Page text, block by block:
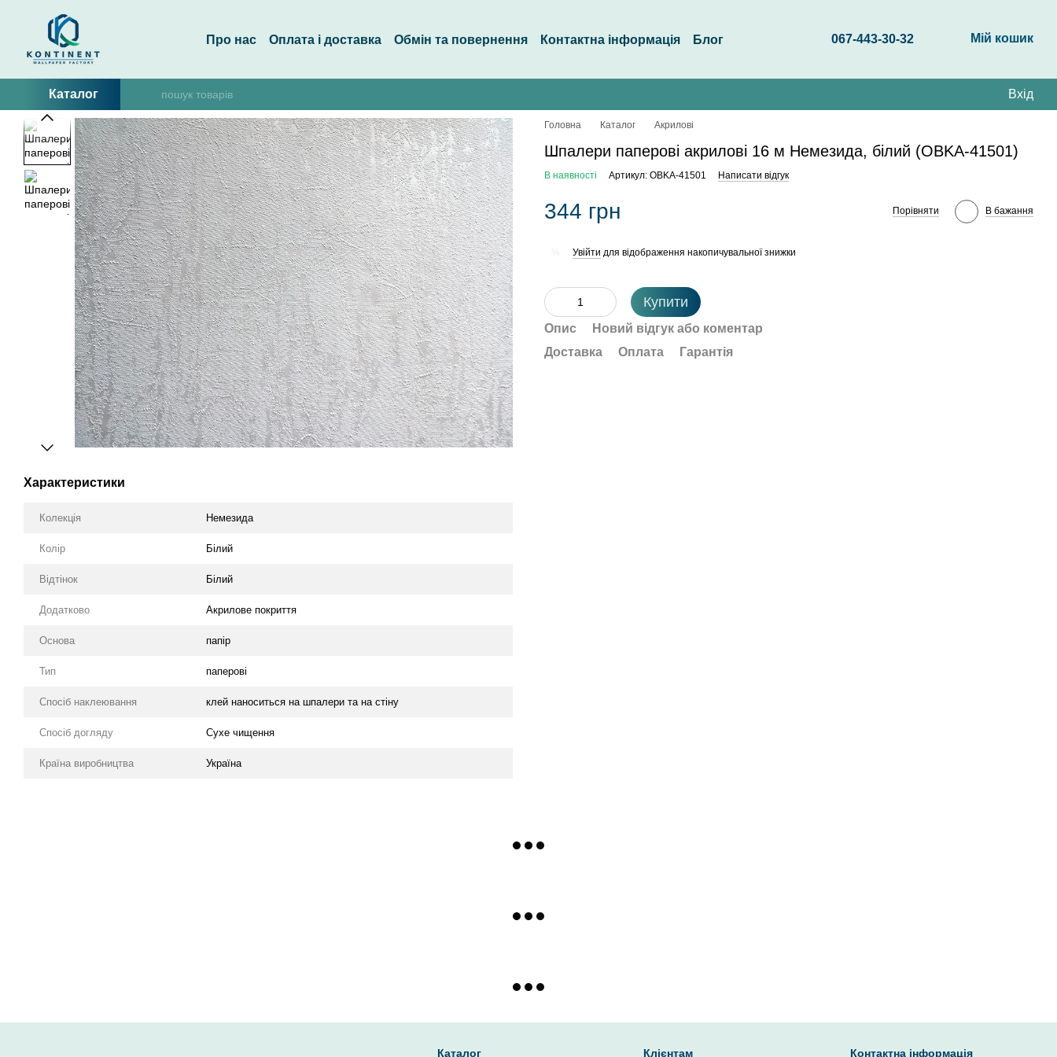
Про нас Оплата і доставка Обмін та повернення Контактна інформація Блог 067-443-30-32 Мій кошик
Каталог Вхід
Характеристики
Колекція Немезида
Колір Білий
Відтінок Білий
Додатково Акрилове покриття
Основа папір
Тип паперові
Спосіб наклеювання клей наноситься на шпалери та на стіну
Спосіб догляду Cухе чищення
Країна виробництва Україна
Головна Каталог Акрилові
Шпалери паперові акриловi 16 м Немезида, білий (OBKA-41501)
В наявності Артикул: OBKA-41501 Написати відгук
344 грн Порівняти В бажання
% Увійти для відображення накопичувальної знижки
Купити
Опис
Новий відгук або коментар
Доставка
Оплата Гарантія
Каталог Клієнтам Контактна інформація